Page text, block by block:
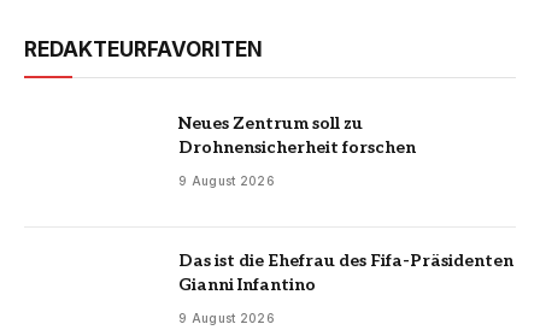
REDAKTEURFAVORITEN
Neues Zentrum soll zu
Drohnensicherheit forschen
9 August 2026
Das ist die Ehefrau des Fifa-Präsidenten
Gianni Infantino
9 August 2026